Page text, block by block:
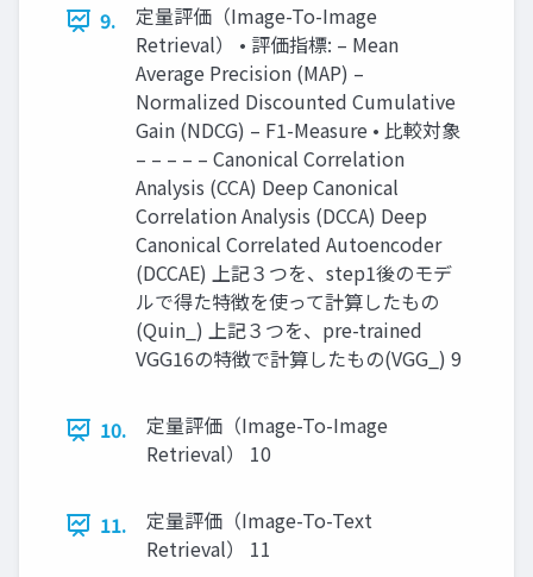
9.
定量評価（Image-To-Image
Retrieval） • 評価指標: – Mean
Average Precision (MAP) –
Normalized Discounted Cumulative
Gain (NDCG) – F1-Measure • 比較対象
– – – – – Canonical Correlation
Analysis (CCA) Deep Canonical
Correlation Analysis (DCCA) Deep
Canonical Correlated Autoencoder
(DCCAE) 上記３つを、step1後のモデ
ルで得た特徴を使って計算したもの
(Quin_) 上記３つを、pre-trained
VGG16の特徴で計算したもの(VGG_) 9
10.
定量評価（Image-To-Image
Retrieval） 10
11.
定量評価（Image-To-Text
Retrieval） 11